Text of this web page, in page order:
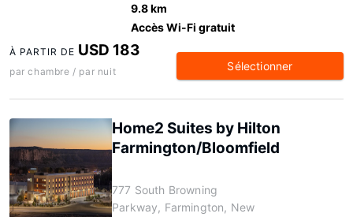
9.8 km
Accès Wi-Fi gratuit
À PARTIR DE USD 183
par chambre / par nuit Sélectionner
Home2 Suites by Hilton
Farmington/Bloomfield
777 South Browning
Parkway, Farmington, New